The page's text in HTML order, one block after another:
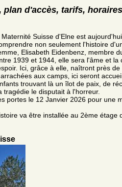
d'accès, tarifs, horaires
Suisse d'Elne est aujourd'hui
non seulement l'histoire
Elisabeth Eidenbenz, membre
1939 et 1944, elle sera l'âme et la
Ici, grâce à elle, naîtront près de
aux camps, ici seront
trouvant là un îlot de paix, de
le disputait à l'horreur.
portes le 12 Janvier 2026 pour une
va être installée au 2ème étage